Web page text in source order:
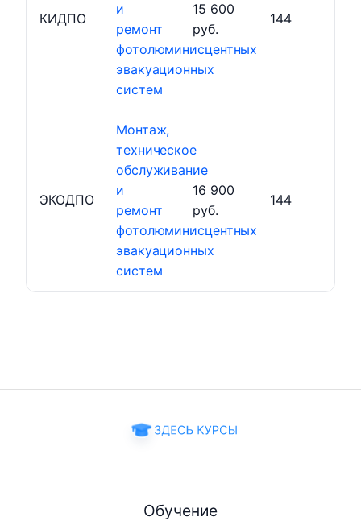
КИДПО
и
ремонт
фотолюминисцентных
эвакуационных
систем
15 600
руб.
144
ЭКОДПО
Монтаж,
техническое
обслуживание
и
ремонт
фотолюминисцентных
эвакуационных
систем
16 900
руб.
144
Обучение